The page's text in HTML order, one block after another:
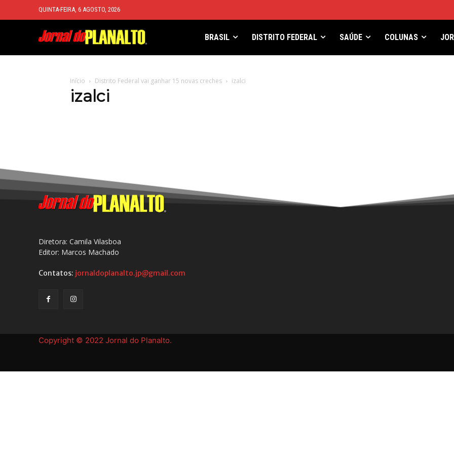
QUINTA-FEIRA, 6 AGOSTO, 2026
BRASIL DISTRITO FEDERAL SAÚDE COLUNAS
Início Distrito Federal vai ganhar 15 novas creches izalci
izalci
Diretora: Camila Vilasboa
Editor: Marcos Machado
Contatos: jornaldoplanalto.jp@gmail.com
Copyright © 2022 Jornal do Planalto.